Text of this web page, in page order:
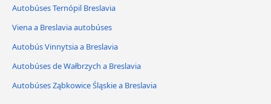
Autobúses Ternópil Breslavia
Viena a Breslavia autobúses
Autobús Vinnytsia a Breslavia
Autobúses de Wałbrzych a Breslavia
Autobúses Ząbkowice Śląskie a Breslavia